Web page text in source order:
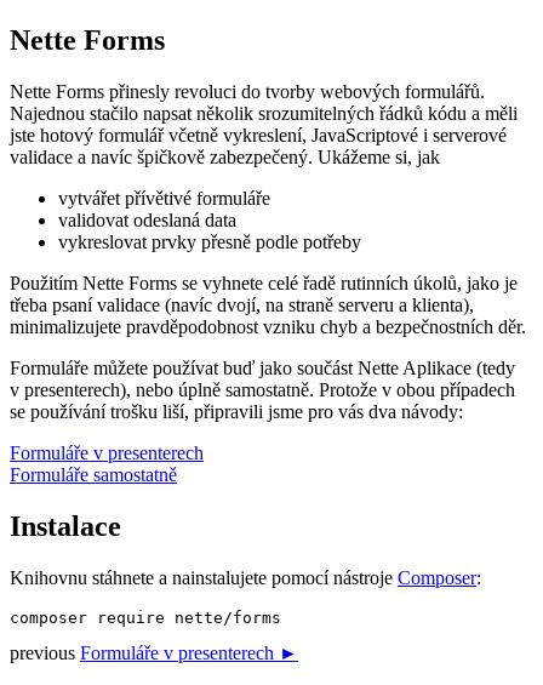
Nette Forms
Nette Forms přinesly revoluci do tvorby webových formulářů.
Najednou stačilo napsat několik srozumitelných řádků kódu a měli
jste hotový formulář včetně vykreslení, JavaScriptové i serverové
validace a navíc špičkově zabezpečený. Ukážeme si, jak
vytvářet přívětivé formuláře
validovat odeslaná data
vykreslovat prvky přesně podle potřeby
Použitím Nette Forms se vyhnete celé řadě rutinních úkolů, jako je
třeba psaní validace (navíc dvojí, na straně serveru a klienta),
minimalizujete pravděpodobnost vzniku chyb a bezpečnostních děr.
Formuláře můžete používat buď jako součást Nette Aplikace (tedy
v presenterech), nebo úplně samostatně. Protože v obou případech
se používání trošku liší, připravili jsme pro vás dva návody:
Formuláře v presenterech
Formuláře samostatně
Instalace
Knihovnu stáhnete a nainstalujete pomocí nástroje Composer:
previous Formuláře v presenterech ►